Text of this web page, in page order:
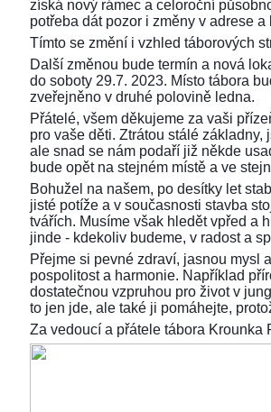
získá nový rámec a celoroční
potřeba dát pozor i změny v adrese
Tímto se změní i vzhled táborových
Další změnou bude termín a nová
do soboty 29.7. 2023. Místo tábora
zveřejněno v druhé polovině ledna.
Přátelé, všem děkujeme za vaši
pro vaše děti. Ztrátou stálé
ale snad se nám podaří již někde
bude opět na stejném místě a ve
Bohužel na našem, po desítky let
jisté potíže a v současnosti stavba
tvářích. Musíme však hledět vpřed a
jinde - kdekoliv budeme, v radost a
Přejme si pevné zdraví, jasnou mysl
pospolitost a harmonie. Například
dostatečnou vzpruhou pro život v
to jen jde, ale také ji pomáhejte,
Za vedoucí a přátele tábora Krounka